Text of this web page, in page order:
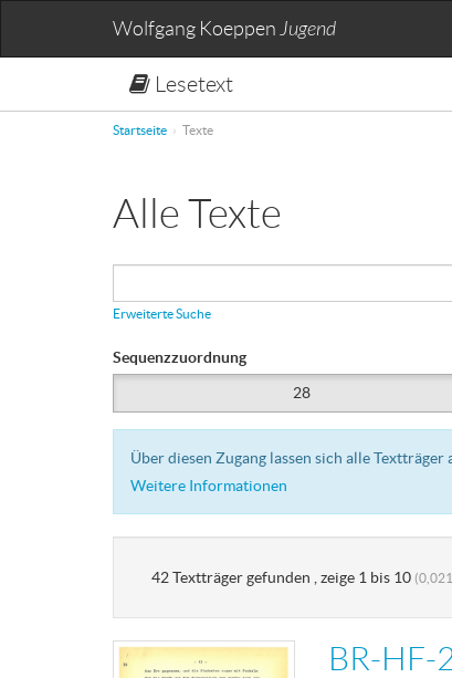
Wolfgang Koeppen Jugend
Lesetext
Startseite Texte
Alle Texte
Erweiterte Suche
Sequenzzuordnung
28
Über diesen Zugang lassen sich alle
Weitere Informationen
42 Textträger gefunden , zeige 1 bis 10
BR-HF-